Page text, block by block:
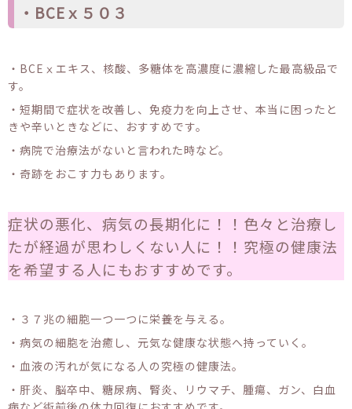
・BCEｘ５０３
・BCEⅹエキス、核酸、多糖体を高濃度に濃縮した最高級品で
す。
・短期間で症状を改善し、免疫力を向上させ、本当に困ったと
きや辛いときなどに、おすすめです。
・病院で治療法がないと言われた時など。
・奇跡をおこす力もあります。
症状の悪化、病気の長期化に！！色々と治療し
たが経過が思わしくない人に！！究極の健康法
を希望する人にもおすすめです。
・３７兆の細胞一つ一つに栄養を与える。
・病気の細胞を治癒し、元気な健康な状態へ持っていく。
・血液の汚れが気になる人の究極の健康法。
・肝炎、脳卒中、糖尿病、腎炎、リウマチ、腫瘍、ガン、白血